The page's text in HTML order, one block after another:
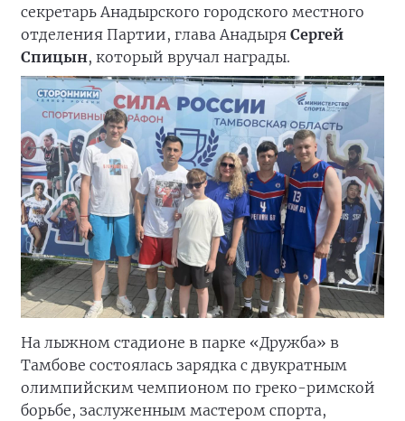
секретарь Анадырского городского местного
отделения Партии, глава Анадыря Сергей
Спицын, который вручал награды.
На лыжном стадионе в парке «Дружба» в
Тамбове состоялась зарядка с двукратным
олимпийским чемпионом по греко-римской
борьбе, заслуженным мастером спорта,